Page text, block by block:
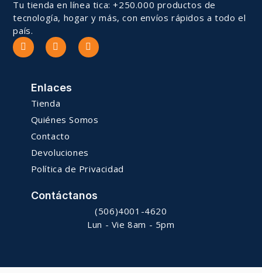
Tu tienda en línea tica: +250.000 productos de
tecnología, hogar y más, con envíos rápidos a todo el
país.
Enlaces
Tienda
Quiénes Somos
Contacto
Devoluciones
Política de Privacidad
Contáctanos
(506)4001-4620
Lun - Vie 8am - 5pm